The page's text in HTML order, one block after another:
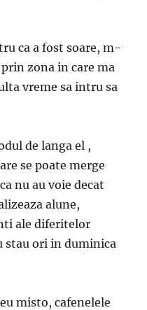
ca a fost soare, m-
zona in care ma
vreme sa intru sa
de langa el ,
se poate merge
nu au voie decat
alune,
ale diferitelor
stau ori in duminica
misto, cafenelele